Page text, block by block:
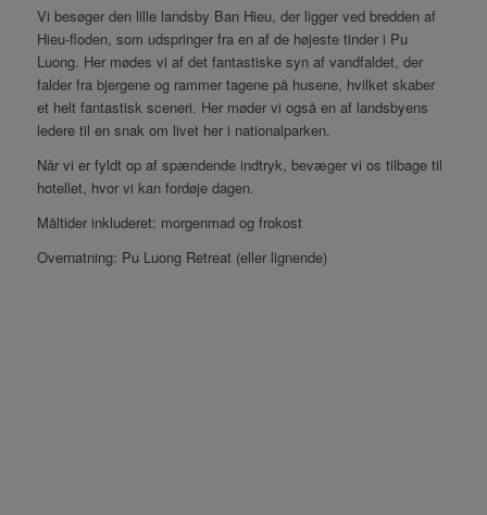
Vi besøger den lille landsby Ban Hieu, der ligger ved bredden af
Hieu-floden, som udspringer fra en af de højeste tinder i Pu
Luong. Her mødes vi af det fantastiske syn af vandfaldet, der
falder fra bjergene og rammer tagene på husene, hvilket skaber
et helt fantastisk sceneri. Her møder vi også en af landsbyens
ledere til en snak om livet her i nationalparken.
Når vi er fyldt op af spændende indtryk, bevæger vi os tilbage til
hotellet, hvor vi kan fordøje dagen.
Måltider inkluderet: morgenmad og frokost
Overnatning: Pu Luong Retreat (eller lignende)